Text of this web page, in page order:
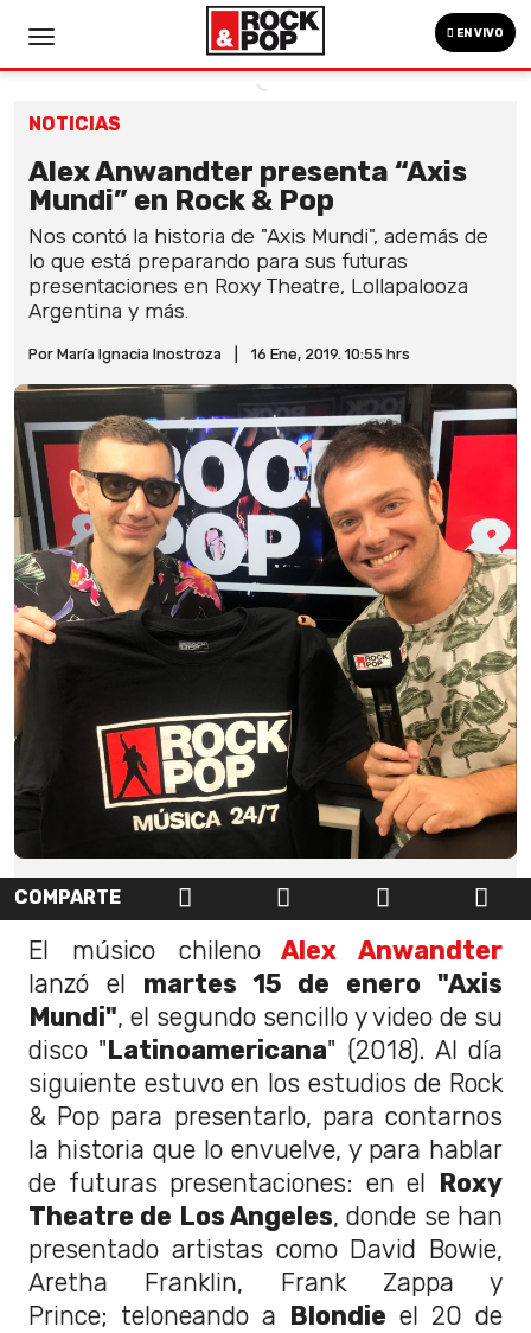
EN VIVO
NOTICIAS
Alex Anwandter presenta “Axis
Mundi” en Rock & Pop
Nos contó la historia de "Axis Mundi", además de
lo que está preparando para sus futuras
presentaciones en Roxy Theatre, Lollapalooza
Argentina y más.
Por María Ignacia Inostroza 16 Ene, 2019. 10:55 hrs
COMPARTE
El músico chilenoAlex Anwandter
lanzó el martes 15 de enero "Axis
Mundi", el segundo sencillo y video de su
disco "Latinoamericana" (2018). Al día
siguiente estuvo en los estudios de Rock
& Pop para presentarlo, para contarnos
la historia que lo envuelve, y para hablar
de futuras presentaciones: en el Roxy
Theatre de Los Angeles, donde se han
presentado artistas como David Bowie,
Aretha Franklin, Frank Zappa y
Prince; teloneando a Blondie el 20 de